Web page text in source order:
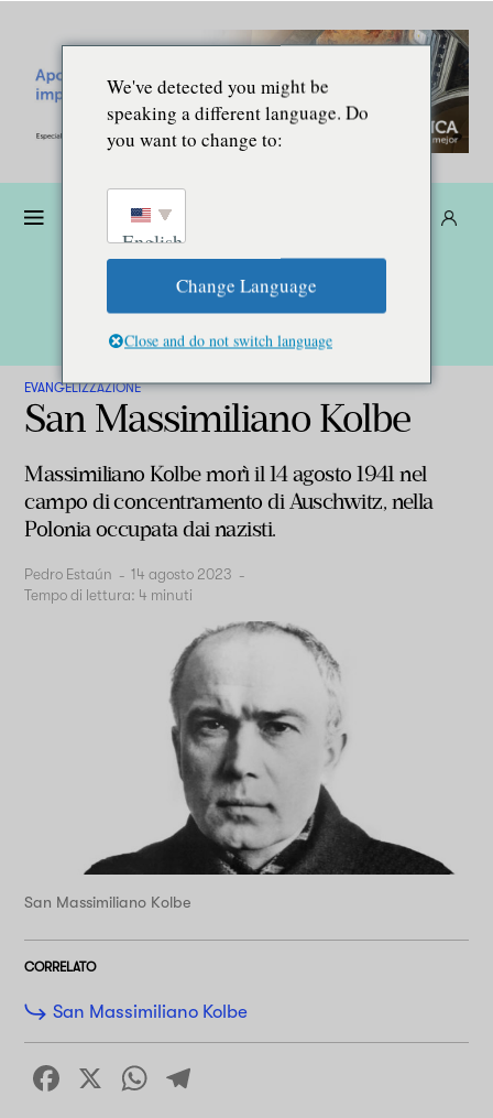
EVANGELIZZAZIONE
San Massimiliano Kolbe
Massimiliano Kolbe morì il 14 agosto 1941 nel
campo di concentramento di Auschwitz, nella
Polonia occupata dai nazisti.
Pedro Estaún - 14 agosto 2023 -
Tempo di lettura: 4 minuti
San Massimiliano Kolbe
CORRELATO
San Massimiliano Kolbe
Facebook
X WhatsApp
We've detected you might be
speaking a different language. Do
you want to change to:
English
Change Language
Close and do not switch language